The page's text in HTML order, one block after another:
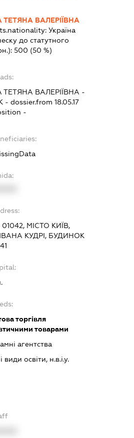
ТЕТЯНА ВАЛЕРІЇВНА
Україна
до статутного
500 (50 %)
ТЕТЯНА ВАЛЕРІЇВНА -
- dossier.from 18.05.17
-
МІСТО КИЇВ,
КУДРІ, БУДИНОК
торгівля
товарами
агентства
види освіти, н.в.і.у.